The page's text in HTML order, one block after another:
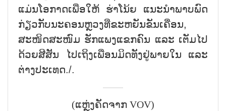
ແມ່ນໂອກາດເພື່ອໃຫ້ ຮ່າໂນ້ຍ ແນະນຳພາບພົດ
ກ່ຽວກັບນະຄອນຫຼວງທີ່ຂະຫຍັນຂັນເຄື່ອນ,
ສະໜິດສະໜົມ ຮັກແພງແຂກຄົນ ແລະ ເຕັມໄປ
ດ້ວຍສີສັນ ໄປເຖິງເພື່ອນມິດທັງຢູ່ພາຍໃນ ແລະ
ຕ່າງປະເທດ./.
(ແຫຼ່ງຄັດຈາກ VOV)